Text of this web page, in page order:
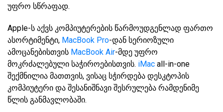
უფრო სწრაფად.
Apple-ს აქვს კომპიუტერების წარმოუდგენლად ფართო
ასორტიმენტი, MacBook Pro-დან სერიოზული
ამოცანებისთვის MacBook Air-მდე უფრო
მოკრძალებული საჭიროებისთვის. iMac all-in-one
შექმნილია მათთვის, ვისაც სჭირდება დესკტოპის
კომპიუტერი და შესანიშნავი შესრულება რამდენიმე
წლის განმავლობაში.